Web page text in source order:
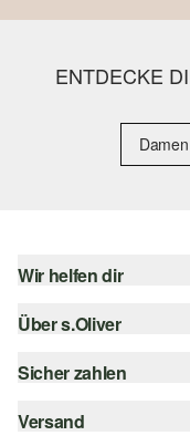
ENTDECKE
Damen
Wir helfen dir
Hilfe & FAQ
Über s.Oliver
Newsletter
Sicher zahlen
Rechnung
Versand